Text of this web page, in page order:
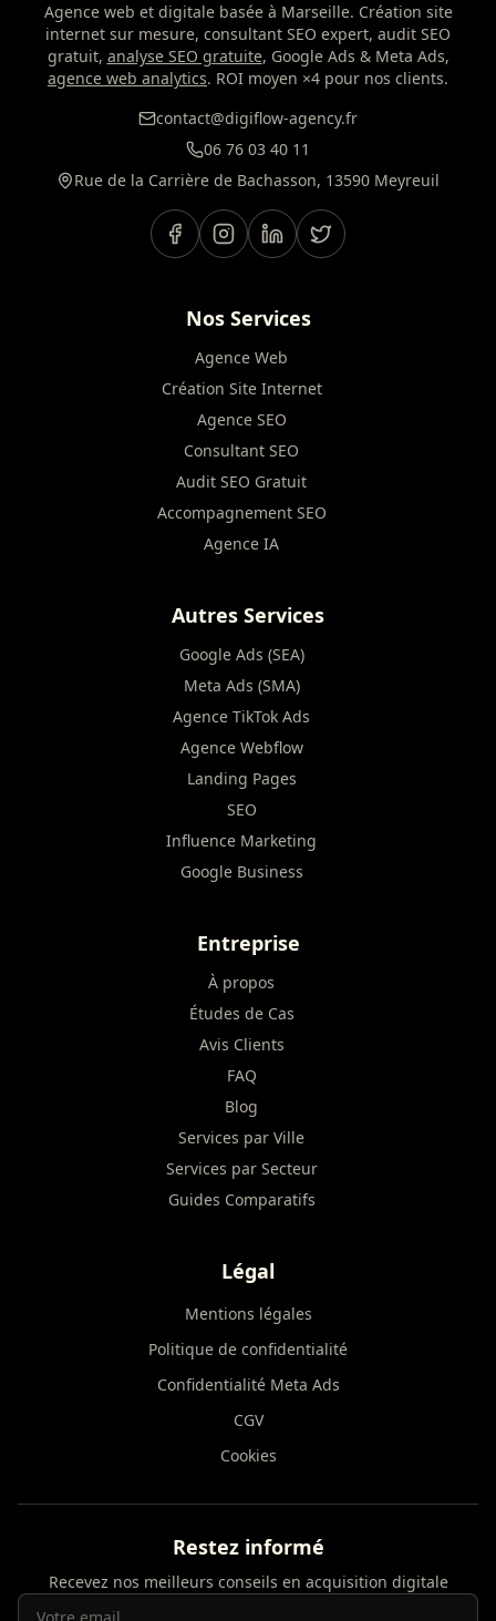
Agence web et digitale basée à Marseille. Création site
internet sur mesure, consultant SEO expert, audit SEO
gratuit, analyse SEO gratuite, Google Ads & Meta Ads,
agence web analytics. ROI moyen ×4 pour nos clients.
contact@digiflow-agency.fr
06 76 03 40 11
Rue de la Carrière de Bachasson, 13590 Meyreuil
Nos Services
Agence Web
Création Site Internet
Agence SEO
Consultant SEO
Audit SEO Gratuit
Accompagnement SEO
Agence IA
Autres Services
Google Ads (SEA)
Meta Ads (SMA)
Agence TikTok Ads
Agence Webflow
Landing Pages
SEO
Influence Marketing
Google Business
Entreprise
À propos
Études de Cas
Avis Clients
FAQ
Blog
Services par Ville
Services par Secteur
Guides Comparatifs
Légal
Mentions légales
Politique de confidentialité
Confidentialité Meta Ads
CGV
Cookies
Restez informé
Recevez nos meilleurs conseils en acquisition digitale